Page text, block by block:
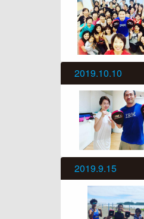
2019.10.10
2019.9.15